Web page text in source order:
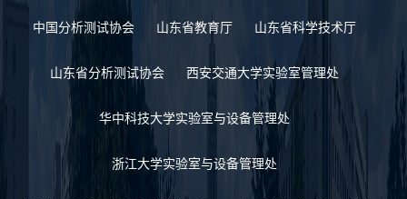
中国分析测试协会 山东省教育厅 山东省科学技术厅
山东省分析测试协会 西安交通大学实验室管理处
华中科技大学实验室与设备管理处
浙江大学实验室与设备管理处